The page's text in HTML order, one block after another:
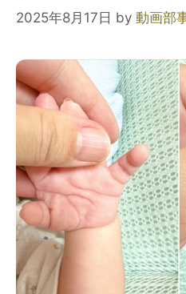
2025年8月17日 by 動画部